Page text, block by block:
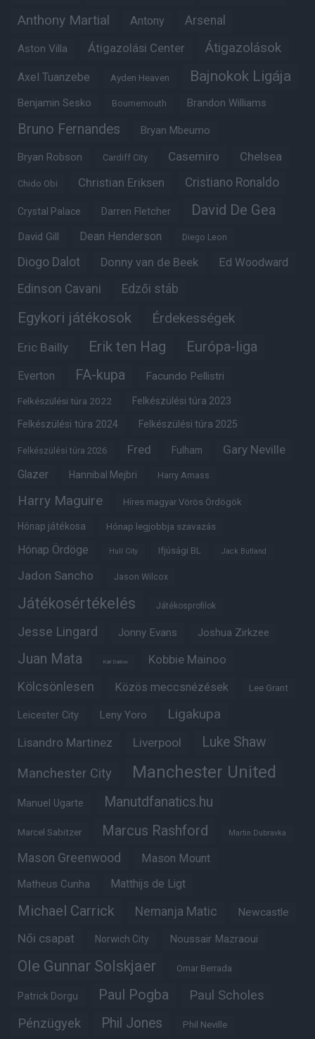
Anthony Martial Antony Arsenal
Aston Villa Átigazolási Center Átigazolások
Axel Tuanzebe Ayden Heaven Bajnokok Ligája
Benjamin Sesko Bournemouth Brandon Williams
Bruno Fernandes Bryan Mbeumo
Bryan Robson Cardiff City Casemiro Chelsea
Chido Obi Christian Eriksen Cristiano Ronaldo
Crystal Palace Darren Fletcher David De Gea
David Gill Dean Henderson Diego Leon
Diogo Dalot Donny van de Beek Ed Woodward
Edinson Cavani Edzői stáb
Egykori játékosok Érdekességek
Eric Bailly Erik ten Hag Európa-liga
Everton FA-kupa Facundo Pellistri
Felkészülési túra 2022 Felkészülési túra 2023
Felkészülési túra 2024 Felkészülési túra 2025
Felkészülési túra 2026 Fred Fulham Gary Neville
Glazer Hannibal Mejbri Harry Amass
Harry Maguire Híres magyar Vörös Ördögök
Hónap játékosa Hónap legjobbja szavazás
Hónap Ördöge Hull City Ifjúsági BL Jack Butland
Jadon Sancho Jason Wilcox
Játékosértékelés Játékosprofilok
Jesse Lingard Jonny Evans Joshua Zirkzee
Juan Mata Karl Darlow Kobbie Mainoo
Kölcsönlesen Közös meccsnézések Lee Grant
Leicester City Leny Yoro Ligakupa
Lisandro Martinez Liverpool Luke Shaw
Manchester City Manchester United
Manuel Ugarte Manutdfanatics.hu
Marcel Sabitzer Marcus Rashford Martin Dubravka
Mason Greenwood Mason Mount
Matheus Cunha Matthijs de Ligt
Michael Carrick Nemanja Matic Newcastle
Női csapat Norwich City Noussair Mazraoui
Ole Gunnar Solskjaer Omar Berrada
Patrick Dorgu Paul Pogba Paul Scholes
Pénzügyek Phil Jones Phil Neville